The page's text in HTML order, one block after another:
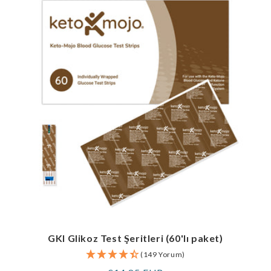
GKI Glikoz Test Şeritleri (60'lı paket)
(149 Yorum)